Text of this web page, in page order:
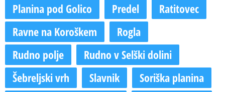
Planina pod Golico
Predel
Ratitovec
Ravne na Koroškem
Rogla
Rudno polje
Rudno v Selški dolini
Šebreljski vrh
Slavnik
Soriška planina